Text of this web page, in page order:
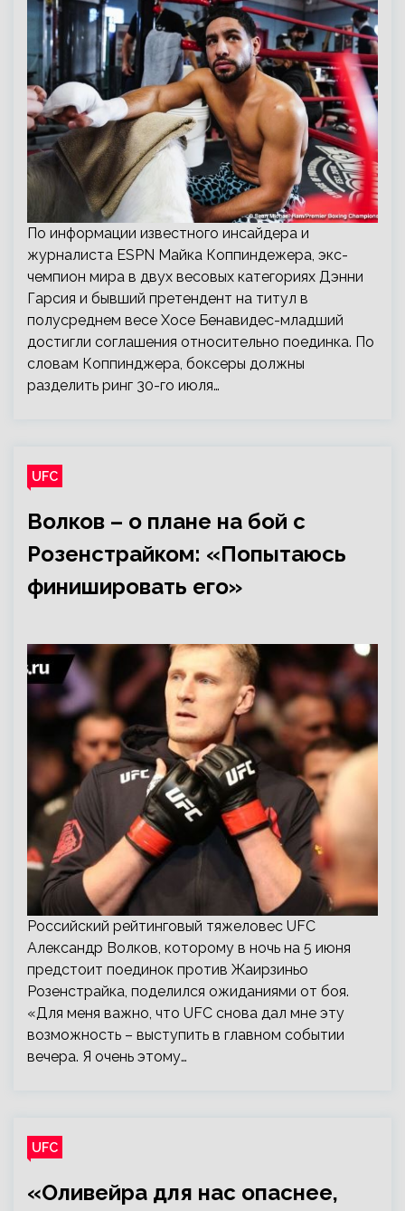
По информации известного инсайдера и
журналиста ESPN Майка Коппиндежера, экс-
чемпион мира в двух весовых категориях Дэнни
Гарсия и бывший претендент на титул в
полусреднем весе Хосе Бенавидес-младший
достигли соглашения относительно поединка. По
словам Коппинджера, боксеры должны
разделить ринг 30-го июля…
UFC
Волков – о плане на бой с
Розенстрайком: «Попытаюсь
финишировать его»
Российский рейтинговый тяжеловес UFC
Александр Волков, которому в ночь на 5 июня
предстоит поединок против Жаирзиньо
Розенстрайка, поделился ожиданиями от боя.
«Для меня важно, что UFC снова дал мне эту
возможность – выступить в главном событии
вечера. Я очень этому…
UFC
«Оливейра для нас опаснее,